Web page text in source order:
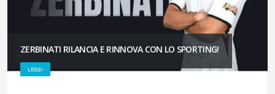
ZERBINATI RILANCIA E RINNOVA CON LO SPORTING!
LEGGI